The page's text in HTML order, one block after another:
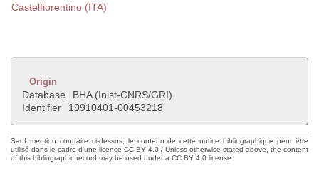
Castelfiorentino (ITA)
Origin
Database
BHA (Inist-CNRS/GRI)
Identifier
19910401-00453218
Sauf mention contraire ci-dessus, le contenu de cette notice bibliographique peut être
utilisé dans le cadre d'une licence CC BY 4.0 / Unless otherwise stated above, the content
of this bibliographic record may be used under a CC BY 4.0 license